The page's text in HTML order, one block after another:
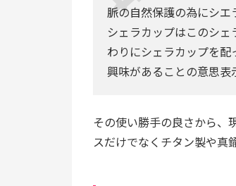
脈の自然保護の為にシエ
シェラカップはこのシ
わりにシェラカップを配
興味があることの意思表
その使い勝手の良さから、
スだけでなくチタン製や真